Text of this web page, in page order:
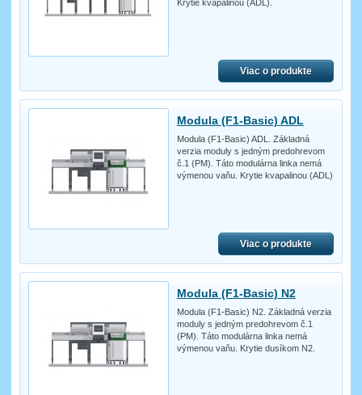
Krytie kvapalinou (ADL).
Viac o produkte
Modula (F1-Basic) ADL
Modula (F1-Basic) ADL. Základná
verzia moduly s jedným predohrevom
č.1 (PM). Táto modulárna linka nemá
výmenou vaňu. Krytie kvapalinou (ADL)
Viac o produkte
Modula (F1-Basic) N2
Modula (F1-Basic) N2. Základná verzia
moduly s jedným predohrevom č.1
(PM). Táto modulárna linka nemá
výmenou vaňu. Krytie dusíkom N2.